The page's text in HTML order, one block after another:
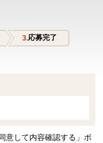
応募完了
意して内容確認する」ボ